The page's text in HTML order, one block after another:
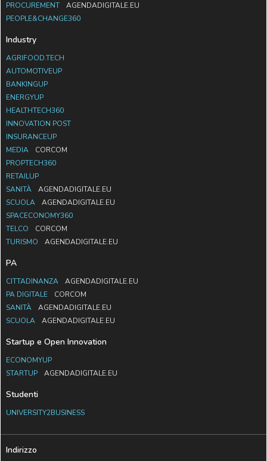
PROCUREMENT
AGENDADIGITALE.EU
PEOPLE&CHANGE360
Industry
AGRIFOOD.TECH
AUTOMOTIVEUP
BANKINGUP
ENERGYUP
HEALTHTECH360
INNOVATION POST
INSURANCEUP
MEDIA
CORCOM
PROPTECH360
RETAILUP
SANITÀ
AGENDADIGITALE.EU
SCUOLA
AGENDADIGITALE.EU
SPACECONOMY360
TELCO
CORCOM
TURISMO
AGENDADIGITALE.EU
PA
CITTADINANZA
AGENDADIGITALE.EU
PA DIGITALE
CORCOM
SANITÀ
AGENDADIGITALE.EU
SCUOLA
AGENDADIGITALE.EU
Startup e Open Innovation
ECONOMYUP
STARTUP
AGENDADIGITALE.EU
Studenti
UNIVERSITY2BUSINESS
Indirizzo